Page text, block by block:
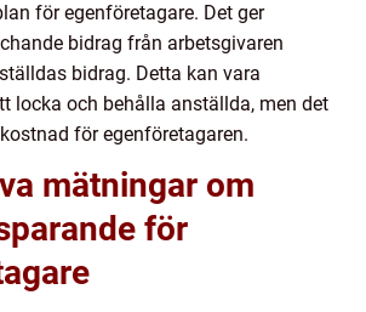
för egenföretagare. Det ger
bidrag från arbetsgivaren
bidrag. Detta kan vara
locka och behålla anställda, men det
för egenföretagaren.
mätningar om
för